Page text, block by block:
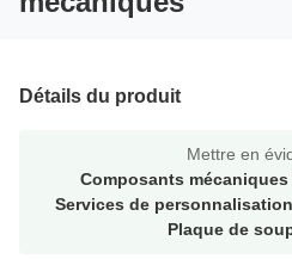
Détails du produit
Mettre en
Composants
Services de
Plaque de